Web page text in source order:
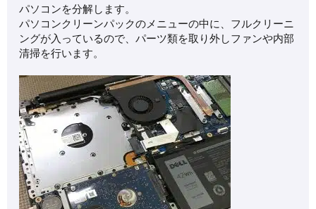
パソコンを分解します。
パソコンクリーンパックのメニューの中に、フルクリーニ
ングが入っているので、パーツ類を取り外しファンや内部
清掃を行います。